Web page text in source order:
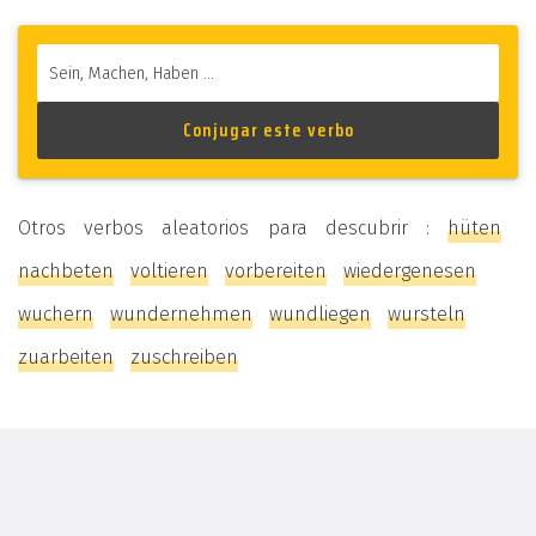
Otros verbos aleatorios para descubrir : hüten
nachbeten
voltieren vorbereiten
wiedergenesen
wuchern
wundernehmen wundliegen
wursteln
zuarbeiten
zuschreiben